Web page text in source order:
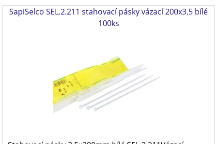
SapiSelco SEL.2.211 stahovací pásky vázací 200x3,5 bílé
100ks